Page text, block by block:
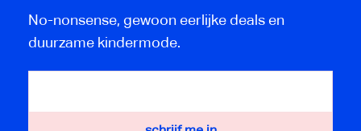
No-nonsense, gewoon eerlijke deals en
duurzame kindermode.